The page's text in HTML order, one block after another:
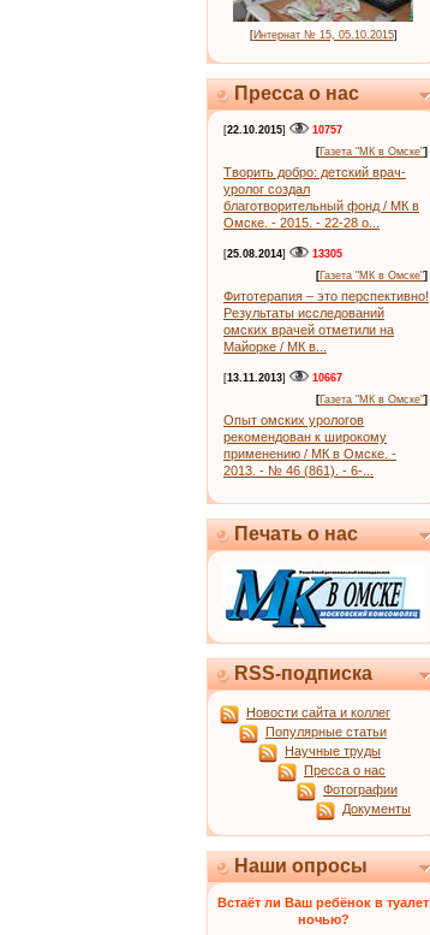
[Интернат № 15, 05.10.2015]
Пресса о нас
[22.10.2015]
10757
[Газета "МК в Омске"]
Творить добро: детский врач-
уролог создал
благотворительный фонд / МК в
Омске. - 2015. - 22-28 о...
[25.08.2014]
13305
[Газета "МК в Омске"]
Фитотерапия – это перспективно!
Результаты исследований
омских врачей отметили на
Майорке / МК в...
[13.11.2013]
10667
[Газета "МК в Омске"]
Опыт омских урологов
рекомендован к широкому
применению / МК в Омске. -
2013. - № 46 (861). - 6-...
Печать о нас
RSS-подписка
Новости сайта и коллег
Популярные статьи
Научные труды
Пресса о нас
Фотографии
Документы
Наши опросы
Встаёт ли Ваш ребёнок в туалет
ночью?